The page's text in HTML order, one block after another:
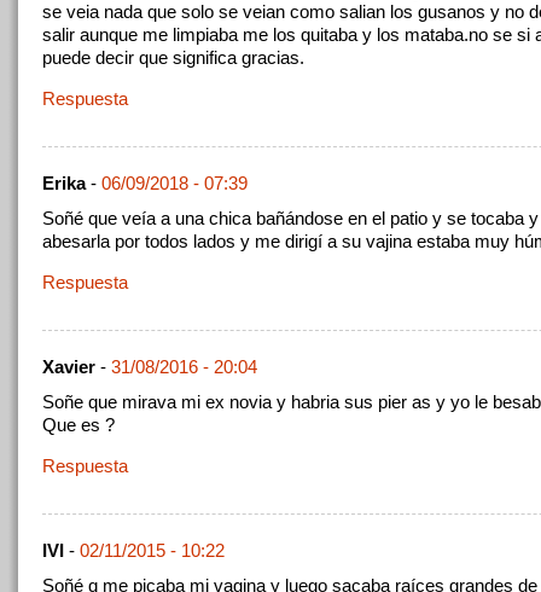
se veia nada que solo se veian como salian los gusanos y no
salir aunque me limpiaba me los quitaba y los mataba.no se si
puede decir que significa gracias.
Respuesta
Erika- 06/09/2018 - 07:39
Soñé que veía a una chica bañándose en el patio y se tocaba
abesarla por todos lados y me dirigí a su vajina estaba muy
Respuesta
Xavier - 31/08/2016 - 20:04
Soñe que mirava mi ex novia y habria sus pier as y yo le
Que es ?
Respuesta
IVI - 02/11/2015 - 10:22
Soñé q me picaba mi vagina y luego sacaba raíces grandes